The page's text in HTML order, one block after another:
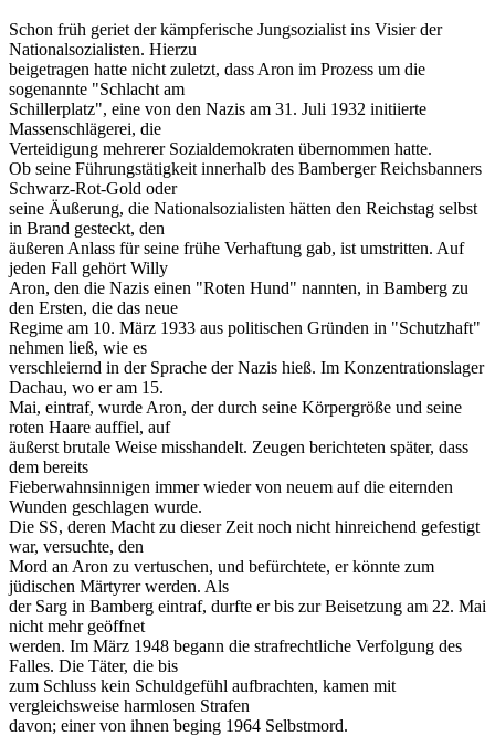
Schon früh geriet der kämpferische Jungsozialist ins Visier der
Nationalsozialisten. Hierzu
beigetragen hatte nicht zuletzt, dass Aron im Prozess um die
sogenannte "Schlacht am
Schillerplatz", eine von den Nazis am 31. Juli 1932 initiierte
Massenschlägerei, die
Verteidigung mehrerer Sozialdemokraten übernommen hatte.
Ob seine Führungstätigkeit innerhalb des Bamberger Reichsbanners
Schwarz-Rot-Gold oder
seine Äußerung, die Nationalsozialisten hätten den Reichstag selbst
in Brand gesteckt, den
äußeren Anlass für seine frühe Verhaftung gab, ist umstritten. Auf
jeden Fall gehört Willy
Aron, den die Nazis einen "Roten Hund" nannten, in Bamberg zu
den Ersten, die das neue
Regime am 10. März 1933 aus politischen Gründen in "Schutzhaft"
nehmen ließ, wie es
verschleiernd in der Sprache der Nazis hieß. Im Konzentrationslager
Dachau, wo er am 15.
Mai, eintraf, wurde Aron, der durch seine Körpergröße und seine
roten Haare auffiel, auf
äußerst brutale Weise misshandelt. Zeugen berichteten später, dass
dem bereits
Fieberwahnsinnigen immer wieder von neuem auf die eiternden
Wunden geschlagen wurde.
Die SS, deren Macht zu dieser Zeit noch nicht hinreichend gefestigt
war, versuchte, den
Mord an Aron zu vertuschen, und befürchtete, er könnte zum
jüdischen Märtyrer werden. Als
der Sarg in Bamberg eintraf, durfte er bis zur Beisetzung am 22. Mai
nicht mehr geöffnet
werden. Im März 1948 begann die strafrechtliche Verfolgung des
Falles. Die Täter, die bis
zum Schluss kein Schuldgefühl aufbrachten, kamen mit
vergleichsweise harmlosen Strafen
davon; einer von ihnen beging 1964 Selbstmord.